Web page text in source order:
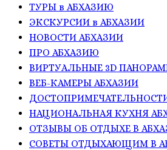
ТУРЫ в АБХАЗИЮ
ЭКСКУРСИИ в АБХАЗИИ
НОВОСТИ АБХАЗИИ
ПРО АБХАЗИЮ
ВИРТУАЛЬНЫЕ 3D
ВЕБ-КАМЕРЫ АБХАЗИИ
НАЦИОНАЛЬНАЯ КУХНЯ
ОТЗЫВЫ ОБ ОТДЫХЕ В
СОВЕТЫ ОТДЫХАЮЩИМ В